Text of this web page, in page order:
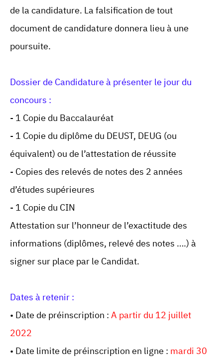
de la candidature. La falsification de tout
document de candidature donnera lieu à une
poursuite.
Dossier de Candidature à présenter le jour du
concours :
- 1 Copie du Baccalauréat
- 1 Copie du diplôme du DEUST, DEUG (ou
équivalent) ou de l’attestation de réussite
- Copies des relevés de notes des 2 années
d’études supérieures
- 1 Copie du CIN
Attestation sur l’honneur de l’exactitude des
informations (diplômes, relevé des notes ….) à
signer sur place par le Candidat.
Dates à retenir :
• Date de préinscription :A partir du 12 juillet
2022
• Date limite de préinscription en ligne : mardi 30